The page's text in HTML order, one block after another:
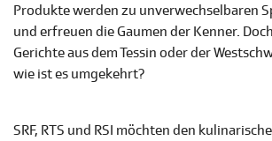
Produkte werden zu unverwechselbaren
und erfreuen die Gaumen der Kenner.
Gerichte aus dem Tessin oder der
wie ist es umgekehrt?
SRF, RTS und RSI möchten den